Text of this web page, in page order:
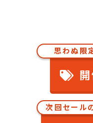
思わぬ限
次回セール